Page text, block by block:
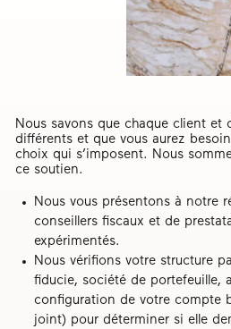
Nous savons que chaque client et
différents et que vous aurez
choix qui s’imposent. Nous
ce soutien.
Nous vous présentons à notre
conseillers fiscaux et de
expérimentés.
Nous vérifions votre structure
fiducie, société de portefeuille,
configuration de votre compte
joint) pour déterminer si elle